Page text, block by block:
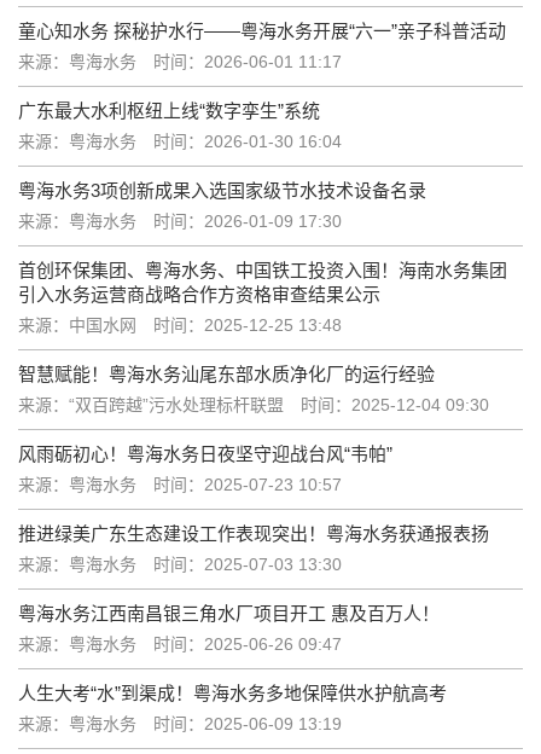
童心知水务 探秘护水行——粤海水务开展“六一”亲子科普活动
来源：粤海水务 时间：2026-06-01 11:17
广东最大水利枢纽上线“数字孪生”系统
来源：粤海水务 时间：2026-01-30 16:04
粤海水务3项创新成果入选国家级节水技术设备名录
来源：粤海水务 时间：2026-01-09 17:30
首创环保集团、粤海水务、中国铁工投资入围！海南水务集团
引入水务运营商战略合作方资格审查结果公示
来源：中国水网 时间：2025-12-25 13:48
智慧赋能！粤海水务汕尾东部水质净化厂的运行经验
来源：“双百跨越”污水处理标杆联盟 时间：2025-12-04 09:30
风雨砺初心！粤海水务日夜坚守迎战台风“韦帕”
来源：粤海水务 时间：2025-07-23 10:57
推进绿美广东生态建设工作表现突出！粤海水务获通报表扬
来源：粤海水务 时间：2025-07-03 13:30
粤海水务江西南昌银三角水厂项目开工 惠及百万人！
来源：粤海水务 时间：2025-06-26 09:47
人生大考“水”到渠成！粤海水务多地保障供水护航高考
来源：粤海水务 时间：2025-06-09 13:19